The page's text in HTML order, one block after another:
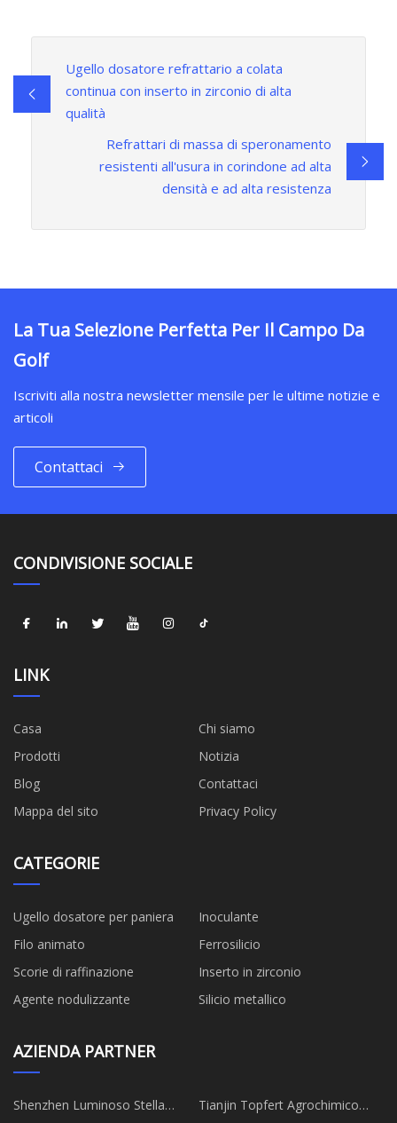
Ugello dosatore refrattario a colata
continua con inserto in zirconio di alta
qualità
Refrattari di massa di speronamento
resistenti all'usura in corindone ad alta
densità e ad alta resistenza
La Tua Selezione Perfetta Per Il Campo Da
Golf
Iscriviti alla nostra newsletter mensile per le ultime notizie e
articoli
Contattaci
CONDIVISIONE SOCIALE
LINK
Casa
Chi siamo
Prodotti
Notizia
Blog
Contattaci
Mappa del sito
Privacy Policy
CATEGORIE
Ugello dosatore per paniera
Inoculante
Filo animato
Ferrosilicio
Scorie di raffinazione
Inserto in zirconio
Agente nodulizzante
Silicio metallico
AZIENDA PARTNER
Shenzhen Luminoso Stella
Tianjin Topfert Agrochimico